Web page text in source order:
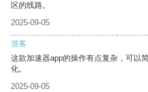
区的线路。
2025-09-05
游客
这款加速器app的操作有点复杂，可以
化。
2025-09-05